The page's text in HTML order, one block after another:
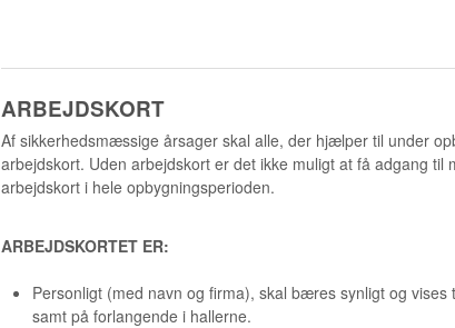
ARBEJDSKORT
Af sikkerhedsmæssige årsager skal alle, der hjælper til under
arbejdskort. Uden arbejdskort er det ikke muligt at få adgang
arbejdskort i hele opbygningsperioden.
ARBEJDSKORTET ER:
Personligt (med navn og firma), skal bæres synligt og
samt på forlangende i hallerne.